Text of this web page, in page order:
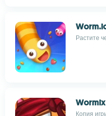
Растите
Wormix
Копия